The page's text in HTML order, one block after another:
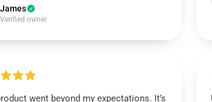
James
Verified owner
went beyond my expectations. It’s